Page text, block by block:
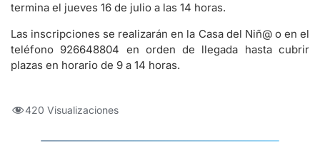
termina el jueves 16 de julio a las 14 horas.
Las inscripciones se realizarán en la Casa del Niñ@ o en el
teléfono 926648804 en orden de llegada hasta cubrir
plazas en horario de 9 a 14 horas.
420 Visualizaciones